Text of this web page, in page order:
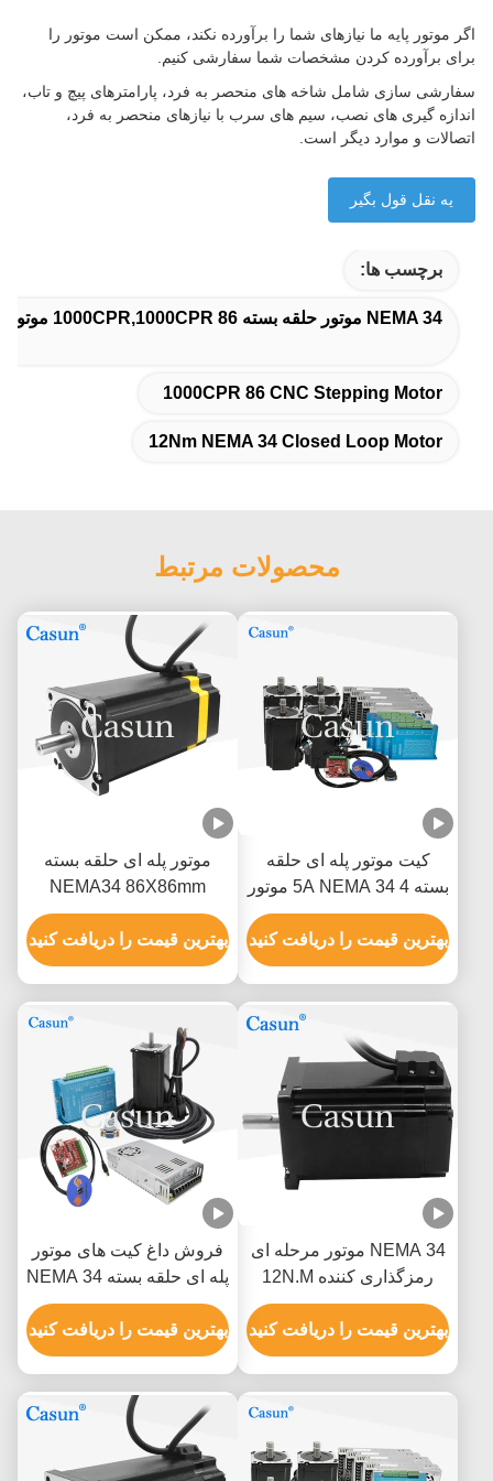
اگر موتور پایه ما نیازهای شما را برآورده نکند، ممکن است موتور را
برای برآورده کردن مشخصات شما سفارشی کنیم.
سفارشی سازی شامل شاخه های منحصر به فرد، پارامترهای پیچ و تاب،
اندازه گیری های نصب، سیم های سرب با نیازهای منحصر به فرد،
اتصالات و موارد دیگر است.
يه نقل قول بگير
برچسب ها:
NEMA 34 موتور حلقه بسته 1000CPR,1000CPR 86 موتور مرحله ای CNC,12Nm NEMA 34 موتور حلقه بسته
1000CPR 86 CNC Stepping Motor
12Nm NEMA 34 Closed Loop Motor
محصولات مرتبط
کیت موتور پله ای حلقه
بسته 5A NEMA 34 4 موتور
4 درایور 4 منبع تغذیه 1 ماخ
3
بهترین قیمت را دریافت کنید
موتور پله ای حلقه بسته
NEMA34 86X86mm
8.5Nm 3.24V DC 6A برای
CNC
بهترین قیمت را دریافت کنید
NEMA 34 موتور مرحله ای
رمزگذاری کننده 12N.M
تورک نگهدارنده بزرگ موتور
مرحله ای حلقه بسته برای
CNC
بهترین قیمت را دریافت کنید
فروش داغ کیت های موتور
پله ای حلقه بسته NEMA 34
8.5N.m 3 با انکودر
مغناطیسی برای ماشین های
CNC
بهترین قیمت را دریافت کنید